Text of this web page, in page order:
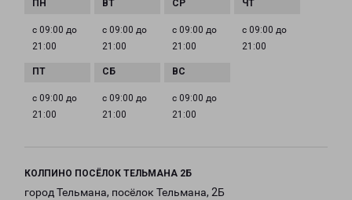
с 09:00 до
21:00
с 09:00 до
21:00
с 09:00 до
21:00
с 09:00 до
21:00
с 09:00 до
21:00
с 09:00 до
21:00
с 09:00 до
21:00
КОЛПИНО ПОСЁЛОК ТЕЛЬМАНА 2Б
город Тельмана, посёлок Тельмана, 2Б